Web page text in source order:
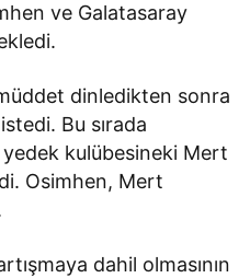
ve Galatasaray
dinledikten sonra
Bu sırada
kulübesineki Mert
Osimhen, Mert
dahil olmasının